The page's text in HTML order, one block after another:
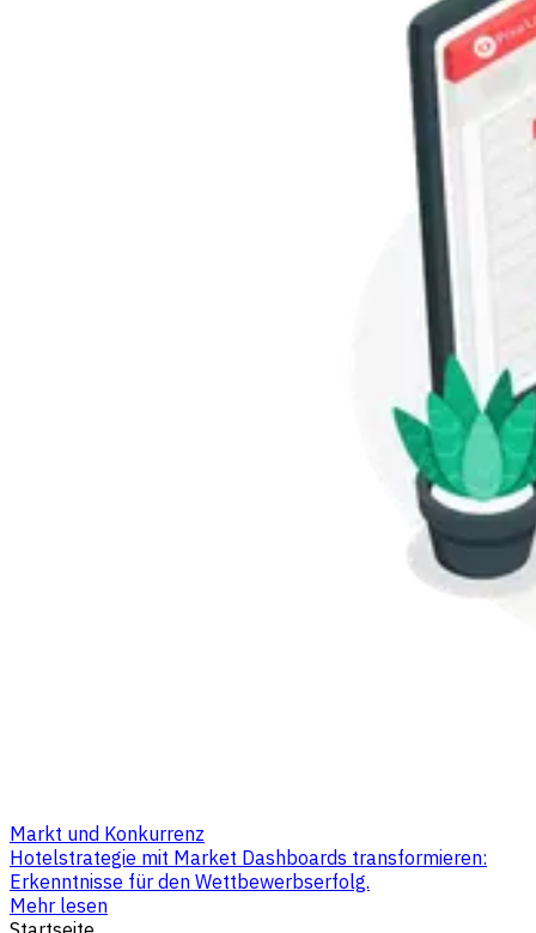
Markt und Konkurrenz
Hotelstrategie mit Market Dashboards transformieren:
Erkenntnisse für den Wettbewerbserfolg.
Mehr lesen